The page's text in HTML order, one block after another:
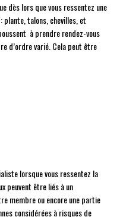
dès lors que vous ressentez une
plante, talons, chevilles, et
à prendre rendez-vous
d’ordre varié. Cela peut être
lorsque vous ressentez la
peuvent être liés à un
membre ou encore une partie
considérées à risques de